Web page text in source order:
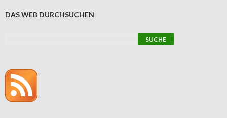
DAS WEB DURCHSUCHEN